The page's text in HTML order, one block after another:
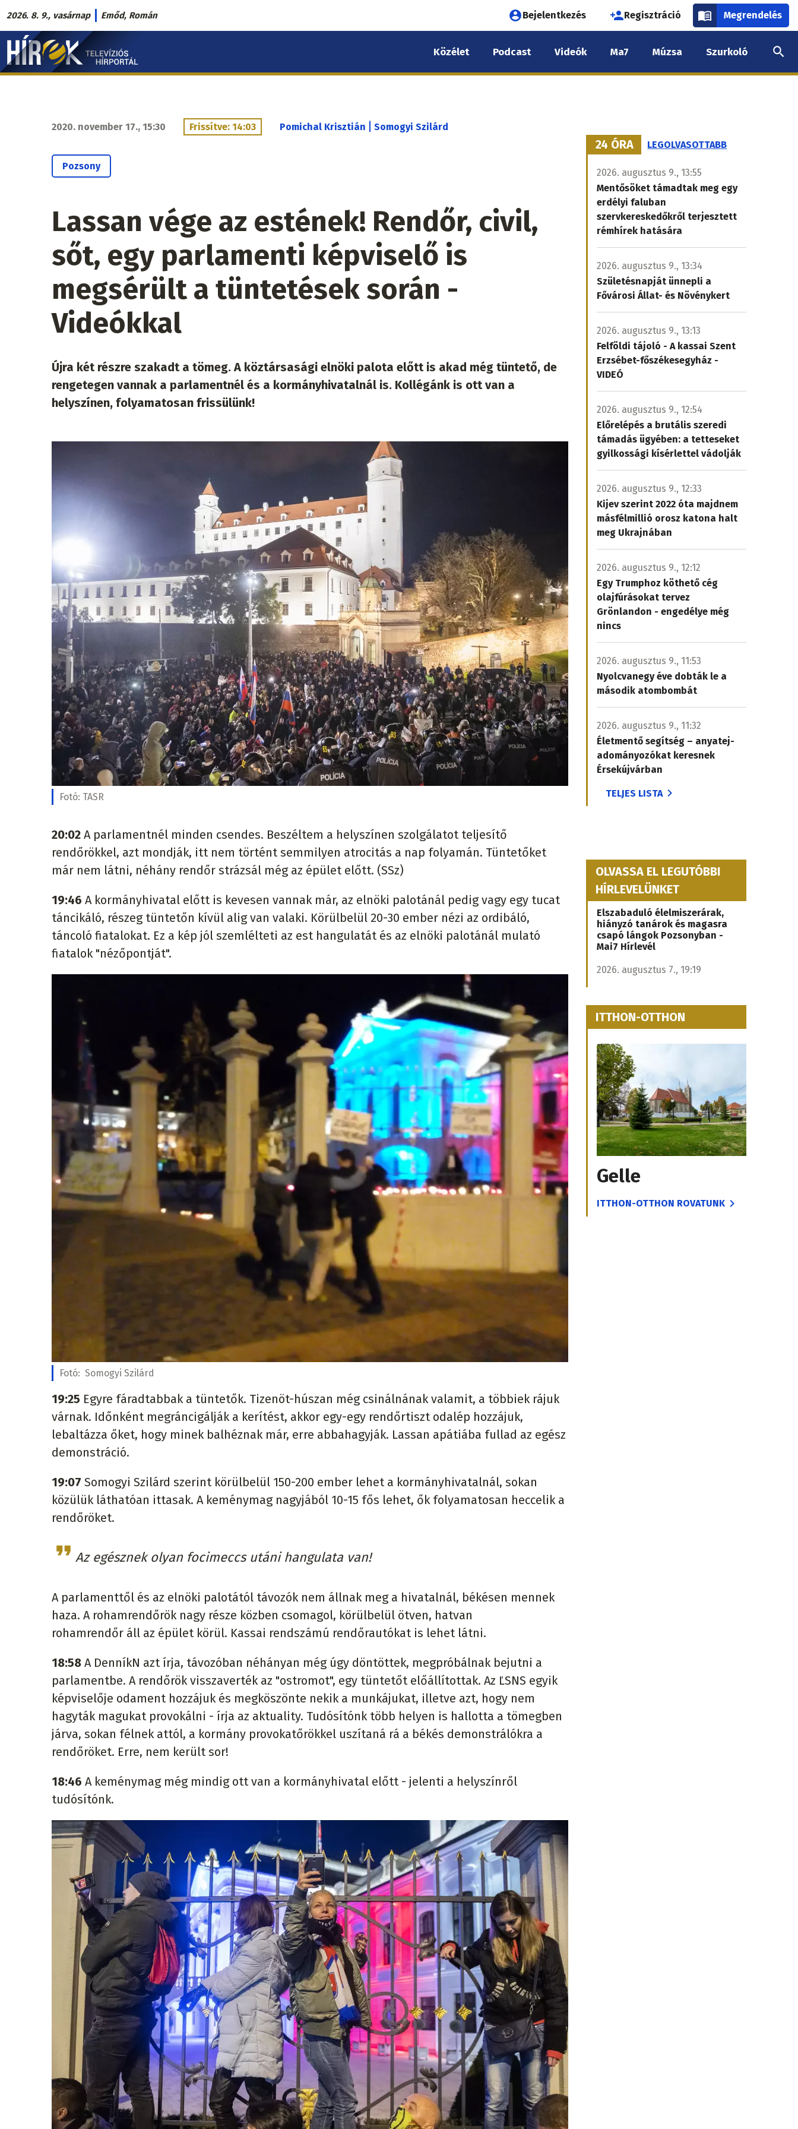
Ugrás
a
tartalomra
2026. 8. 9., vasárnap Emőd, Román
Felhasználói
fiók
menüje
Bejelentkezés Regisztráció Megrendelés
Hírek.sk
fő
Közélet Podcast Videók Ma7 Múzsa Szurkoló
2020. november 17., 15:30 Frissítve: 14:03 Pomichal Krisztián Somogyi Szilárd
Pozsony
Lassan vége az estének! Rendőr, civil,
sőt, egy parlamenti képviselő is
megsérült a tüntetések során -
Videókkal
Újra két részre szakadt a tömeg. A köztársasági elnöki palota előtt is akad még tüntető, de
rengetegen vannak a parlamentnél és a kormányhivatalnál is. Kollégánk is ott van a
helyszínen, folyamatosan frissülünk!
Fotó: TASR
20:02 A parlamentnél minden csendes. Beszéltem a helyszínen szolgálatot teljesítő
rendőrökkel, azt mondják, itt nem történt semmilyen atrocitás a nap folyamán. Tüntetőket
már nem látni, néhány rendőr strázsál még az épület előtt. (SSz)
19:46 A kormányhivatal előtt is kevesen vannak már, az elnöki palotánál pedig vagy egy tucat
táncikáló, részeg tüntetőn kívül alig van valaki. Körülbelül 20-30 ember nézi az ordibáló,
táncoló fiatalokat. Ez a kép jól szemlélteti az est hangulatát és az elnöki palotánál mulató
fiatalok "nézőpontját".
Fotó: Somogyi Szilárd
19:25 Egyre fáradtabbak a tüntetők. Tizenöt-húszan még csinálnának valamit, a többiek rájuk
várnak. Időnként megráncigálják a kerítést, akkor egy-egy rendőrtiszt odalép hozzájuk,
lebaltázza őket, hogy minek balhéznak már, erre abbahagyják. Lassan apátiába fullad az egész
demonstráció.
19:07 Somogyi Szilárd szerint körülbelül 150-200 ember lehet a kormányhivatalnál, sokan
közülük láthatóan ittasak. A keménymag nagyjából 10-15 fős lehet, ők folyamatosan heccelik a
rendőröket.
Az egésznek olyan focimeccs utáni hangulata van!
A parlamenttől és az elnöki palotától távozók nem állnak meg a hivatalnál, békésen mennek
haza. A rohamrendőrök nagy része közben csomagol, körülbelül ötven, hatvan
rohamrendőr áll az épület körül. Kassai rendszámú rendőrautókat is lehet látni.
18:58 A DenníkN azt írja, távozóban néhányan még úgy döntöttek, megpróbálnak bejutni a
parlamentbe. A rendőrök visszaverték az "ostromot", egy tüntetőt előállítottak. Az ĽSNS egyik
képviselője odament hozzájuk és megköszönte nekik a munkájukat, illetve azt, hogy nem
hagyták magukat provokálni - írja az aktuality. Tudósítónk több helyen is hallotta a tömegben
járva, sokan félnek attól, a kormány provokatőrökkel uszítaná rá a békés demonstrálókra a
rendőröket. Erre, nem került sor!
18:46 A keménymag még mindig ott van a kormányhivatal előtt - jelenti a helyszínről
tudósítónk.
24 ÓRA LEGOLVASOTTABB
2026. augusztus 9., 13:55
Mentősöket támadtak meg egy
erdélyi faluban
szervkereskedőkről terjesztett
rémhírek hatására
2026. augusztus 9., 13:34
Születésnapját ünnepli a
Fővárosi Állat- és Növénykert
2026. augusztus 9., 13:13
Felföldi tájoló - A kassai Szent
Erzsébet-főszékesegyház -
VIDEÓ
2026. augusztus 9., 12:54
Előrelépés a brutális szeredi
támadás ügyében: a tetteseket
gyilkossági kísérlettel vádolják
2026. augusztus 9., 12:33
Kijev szerint 2022 óta majdnem
másfélmillió orosz katona halt
meg Ukrajnában
2026. augusztus 9., 12:12
Egy Trumphoz köthető cég
olajfúrásokat tervez
Grönlandon - engedélye még
nincs
2026. augusztus 9., 11:53
Nyolcvanegy éve dobták le a
második atombombát
2026. augusztus 9., 11:32
Életmentő segítség – anyatej-
adományozókat keresnek
Érsekújvárban
TELJES LISTA
OLVASSA EL LEGUTÓBBI
HÍRLEVELÜNKET
Elszabaduló élelmiszerárak,
hiányzó tanárok és magasra
csapó lángok Pozsonyban -
Mai7 Hírlevél
2026. augusztus 7., 19:19
ITTHON-OTTHON
Gelle
ITTHON-OTTHON ROVATUNK